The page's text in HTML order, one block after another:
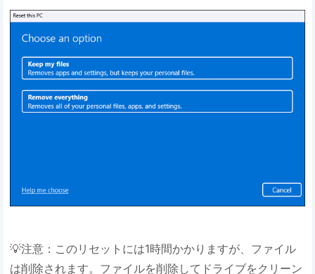
💡注意：このリセットには1時間かかりますが、ファイル
は削除されます。ファイルを削除してドライブをクリーン